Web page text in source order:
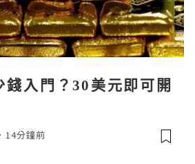
錢入門？30美元即可開
14分鐘前